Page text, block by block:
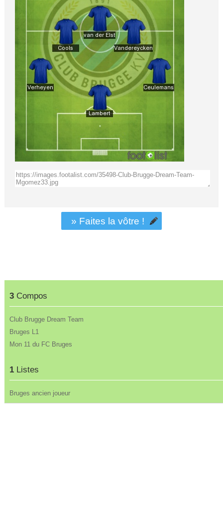
3Compos
Club Brugge Dream Team
Bruges L1
Mon 11 du FC Bruges
1Listes
Bruges ancien joueur
» Faites la vôtre !